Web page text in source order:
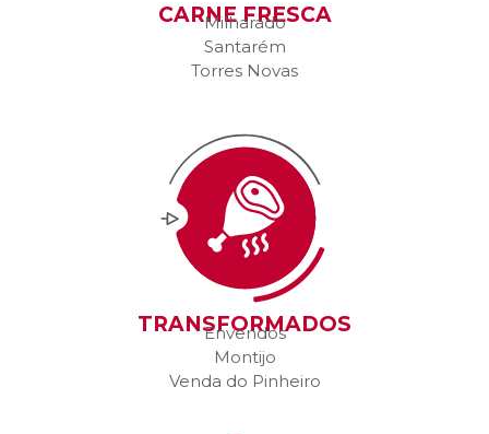
CARNE FRESCA
Milharado
Santarém
Torres Novas
TRANSFORMADOS
Envendos
Montijo
Venda do Pinheiro